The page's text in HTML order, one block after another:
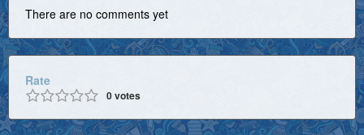
There are no comments yet
Rate
0votes